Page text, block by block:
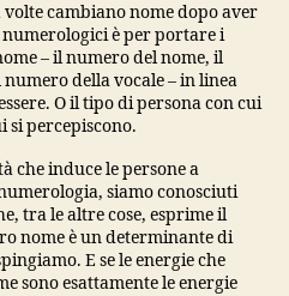
cambiano nome dopo aver
è per portare i
– il numero del nome, il
della vocale – in linea
O il tipo di persona con cui
si percepiscono.
che induce le persone a
siamo conosciuti
tra le altre cose, esprime il
nome è un determinante di
E se le energie che
sono esattamente le energie